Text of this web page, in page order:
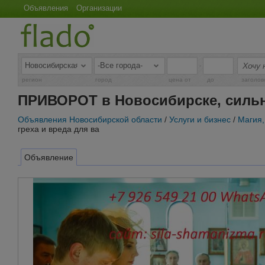
Объявления Организации
-
регион город цена от до
ПРИВОРОТ в Новосибирске,
Объявления Новосибирской области / Услуги и бизнес /
греха и вреда для ва
Объявление